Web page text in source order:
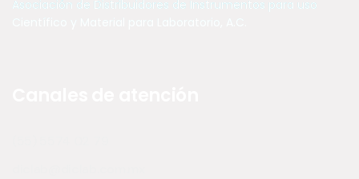
Asociación de Distribuidores de Instrumentos para uso